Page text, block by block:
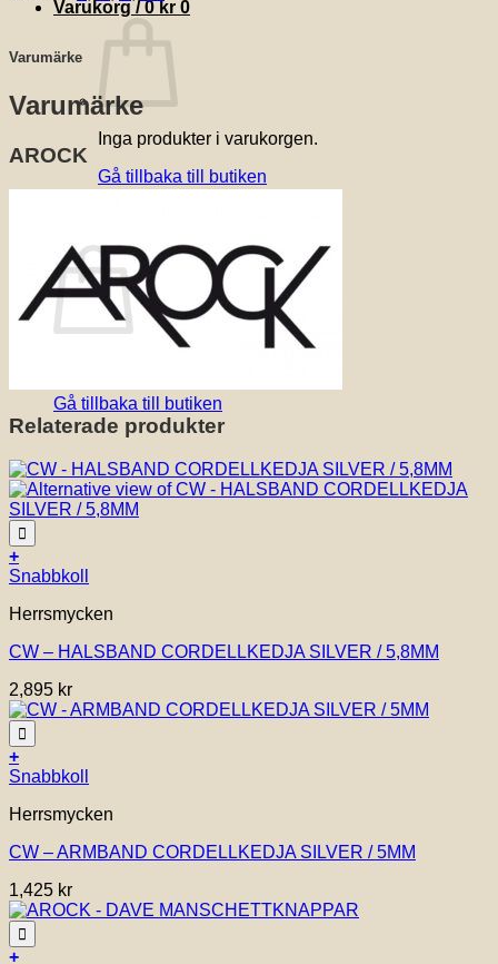
Varukorg /0kr 0
Inga produkter i varukorgen.
Gå tillbaka till butiken
Gå tillbaka till butiken
Varumärke
Varumärke
AROCK
Relaterade produkter
+
Den
produkten
flera
De
olika
alternativen
kan
väljas
produktsidan
Snabbkoll
Herrsmycken
CW – HALSBAND CORDELLKEDJA SILVER / 5,8MM
2,895 kr
+
Den
produkten
flera
De
olika
alternativen
kan
Snabbkoll
Herrsmycken
CW – ARMBAND CORDELLKEDJA SILVER / 5MM
1,425 kr
+